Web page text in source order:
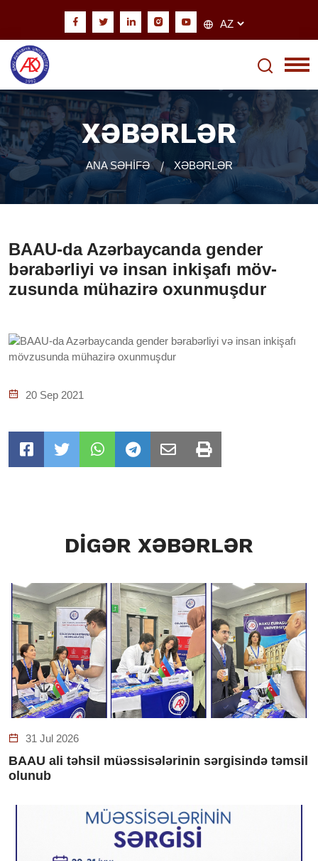
XƏBƏRLƏR
ANA SƏHİFƏ XƏBƏRLƏR
BAAU-da Azərbaycanda gender
bərabərliyi və insan inkişafı möv­
zusunda mühazirə oxunmuşdur
20 Sep 2021
DİGƏR XƏBƏRLƏR
31 Jul 2026
BAAU ali təhsil müəssisələrinin sərgisində təmsil
olunub